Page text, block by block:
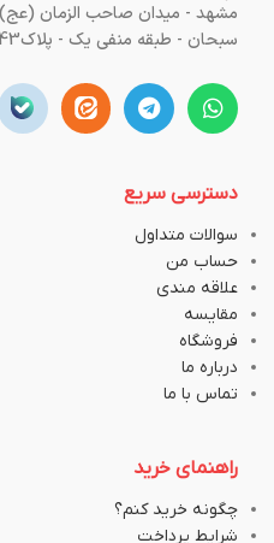
مشهد - میدان صاحب الزمان (عج)
سبحان - طبقه منفی یک - پلاک43
دسترسی سریع
سوالات متداول
حساب من
علاقه مندی
مقایسه
فروشگاه
درباره ما
تماس با ما
راهنمای خرید
چگونه خرید کنم؟
شرایط پرداخت